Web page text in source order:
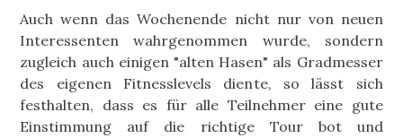
Auch wenn das Wochenende nicht nur von neuen
Interessenten wahrgenommen wurde, sondern
zugleich auch einigen "alten Hasen" als Gradmesser
des eigenen Fitnesslevels diente, so lässt sich
festhalten, dass es für alle Teilnehmer eine gute
Einstimmung auf die richtige Tour bot und